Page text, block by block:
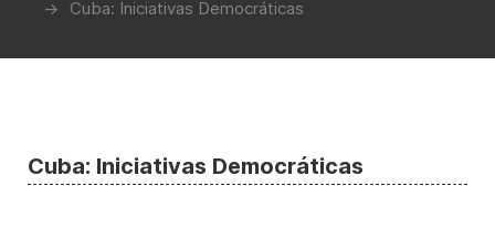
Cuba: Iniciativas Democráticas
Cuba: Iniciativas Democráticas